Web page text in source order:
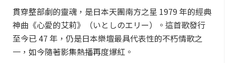
貫穿整部劇的靈魂，是日本天團南方之星 1979 年的經典
神曲《心愛的艾莉》（いとしのエリー）。這首歌發行
至今已 47 年，仍是日本樂壇最具代表性的不朽情歌之
一，如今隨著影集熱播再度爆紅。